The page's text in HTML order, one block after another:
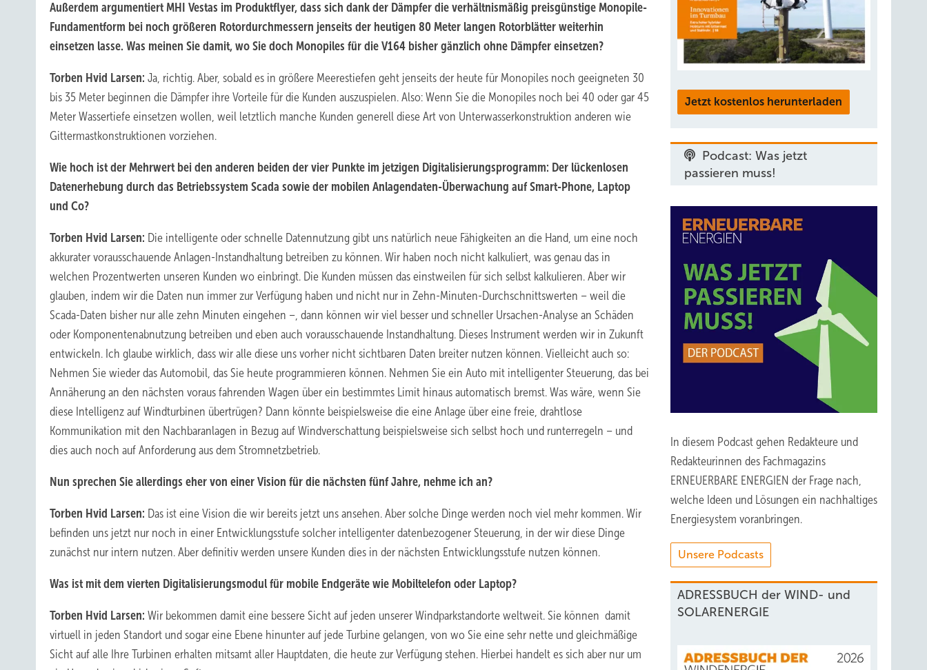
Außerdem argumentiert MHI Vestas im Produktflyer, dass sich dank der Dämpfer die verhältnismäßig preisgünstige Monopile-
Fundamentform bei noch größeren Rotordurchmessern jenseits der heutigen 80 Meter langen Rotorblätter weiterhin
einsetzen lasse. Was meinen Sie damit, wo Sie doch Monopiles für die V164 bisher gänzlich ohne Dämpfer einsetzen?
Torben Hvid Larsen: Ja, richtig. Aber, sobald es in größere Meerestiefen geht jenseits der heute für Monopiles noch geeigneten 30
bis 35 Meter beginnen die Dämpfer ihre Vorteile für die Kunden auszuspielen. Also: Wenn Sie die Monopiles noch bei 40 oder gar 45
Meter Wassertiefe einsetzen wollen, weil letztlich manche Kunden generell diese Art von Unterwasserkonstruktion anderen wie
Gittermastkonstruktionen vorziehen.
Wie hoch ist der Mehrwert bei den anderen beiden der vier Punkte im jetzigen Digitalisierungsprogramm: Der lückenlosen
Datenerhebung durch das Betriebssystem Scada sowie der mobilen Anlagendaten-Überwachung auf Smart-Phone, Laptop
und Co?
Torben Hvid Larsen: Die intelligente oder schnelle Datennutzung gibt uns natürlich neue Fähigkeiten an die Hand, um eine noch
akkurater vorausschauende Anlagen-Instandhaltung betreiben zu können. Wir haben noch nicht kalkuliert, was genau das in
welchen Prozentwerten unseren Kunden wo einbringt. Die Kunden müssen das einstweilen für sich selbst kalkulieren. Aber wir
glauben, indem wir die Daten nun immer zur Verfügung haben und nicht nur in Zehn-Minuten-Durchschnittswerten – weil die
Scada-Daten bisher nur alle zehn Minuten eingehen –, dann können wir viel besser und schneller Ursachen-Analyse an Schäden
oder Komponentenabnutzung betreiben und eben auch vorausschauende Instandhaltung. Dieses Instrument werden wir in Zukunft
entwickeln. Ich glaube wirklich, dass wir alle diese uns vorher nicht sichtbaren Daten breiter nutzen können. Vielleicht auch so:
Nehmen Sie wieder das Automobil, das Sie heute programmieren können. Nehmen Sie ein Auto mit intelligenter Steuerung, das bei
Annäherung an den nächsten voraus fahrenden Wagen über ein bestimmtes Limit hinaus automatisch bremst. Was wäre, wenn Sie
diese Intelligenz auf Windturbinen übertrügen? Dann könnte beispielsweise die eine Anlage über eine freie, drahtlose
Kommunikation mit den Nachbaranlagen in Bezug auf Windverschattung beispielsweise sich selbst hoch und runterregeln – und
dies auch noch auf Anforderung aus dem Stromnetzbetrieb.
Nun sprechen Sie allerdings eher von einer Vision für die nächsten fünf Jahre, nehme ich an?
Torben Hvid Larsen: Das ist eine Vision die wir bereits jetzt uns ansehen. Aber solche Dinge werden noch viel mehr kommen. Wir
befinden uns jetzt nur noch in einer Entwicklungsstufe solcher intelligenter datenbezogener Steuerung, in der wir diese Dinge
zunächst nur intern nutzen. Aber definitiv werden unsere Kunden dies in der nächsten Entwicklungsstufe nutzen können.
Was ist mit dem vierten Digitalisierungsmodul für mobile Endgeräte wie Mobiltelefon oder Laptop?
Torben Hvid Larsen: Wir bekommen damit eine bessere Sicht auf jeden unserer Windparkstandorte weltweit. Sie können damit
virtuell in jeden Standort und sogar eine Ebene hinunter auf jede Turbine gelangen, von wo Sie eine sehr nette und gleichmäßige
Sicht auf alle Ihre Turbinen erhalten mitsamt aller Hauptdaten, die heute zur Verfügung stehen. Hierbei handelt es sich aber nur um
Jetzt kostenlos herunterladen
Podcast: Was jetzt
passieren muss!
In diesem Podcast gehen Redakteure und
Redakteurinnen des Fachmagazins
ERNEUERBARE ENERGIEN der Frage nach,
welche Ideen und Lösungen ein nachhaltiges
Energiesystem voranbringen.
Unsere Podcasts
ADRESSBUCH der WIND- und
SOLARENERGIE